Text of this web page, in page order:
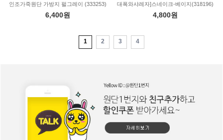
인조가죽원단 가방지 펄그레이 (333253)
6,400원
대폭와샤레자]스네이크-베이지(318196)
4,800원
1 2 3 4